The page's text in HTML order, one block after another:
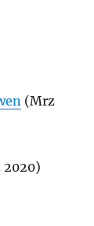
(Mrz
2020)